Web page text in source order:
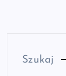
Szukaj